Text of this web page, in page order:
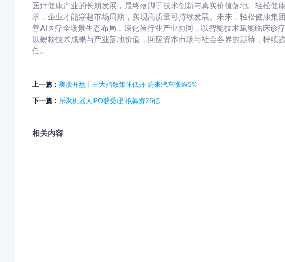
医疗健康产业的长期发展，最终落脚于技术创新与真实价值落地。轻松健
求，企业才能穿越市场周期，实现高质量可持续发展。未来，轻松健康集
善AI医疗全场景生态布局，深化跨行业产业协同，以智能技术赋能临床诊
以硬核技术成果与产业落地价值，回应资本市场与社会各界的期待，持续
任。
上一篇： 美股开盘丨三大指数集体低开 蔚来汽车涨逾5%
下一篇： 乐聚机器人IPO获受理 拟募资26亿
相关内容